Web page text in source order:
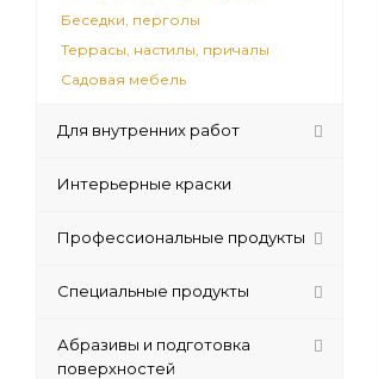
Беседки, перголы
Террасы, настилы, причалы
Садовая мебель
Для внутренних работ
Интерьерные краски
Профессиональные продукты
Специальные продукты
Абразивы и подготовка
поверхностей